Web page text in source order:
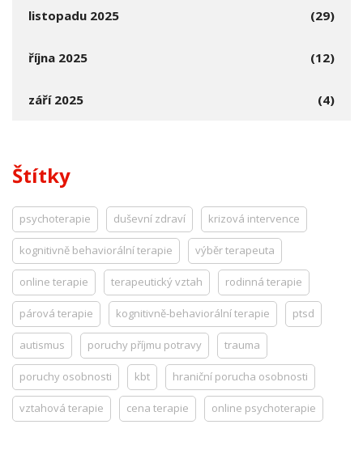
listopadu 2025 (29)
října 2025 (12)
září 2025 (4)
Štítky
psychoterapie duševní zdraví krizová intervence
kognitivně behaviorální terapie výběr terapeuta
online terapie terapeutický vztah rodinná terapie
párová terapie kognitivně-behaviorální terapie ptsd
autismus poruchy příjmu potravy trauma
poruchy osobnosti kbt hraniční porucha osobnosti
vztahová terapie cena terapie online psychoterapie